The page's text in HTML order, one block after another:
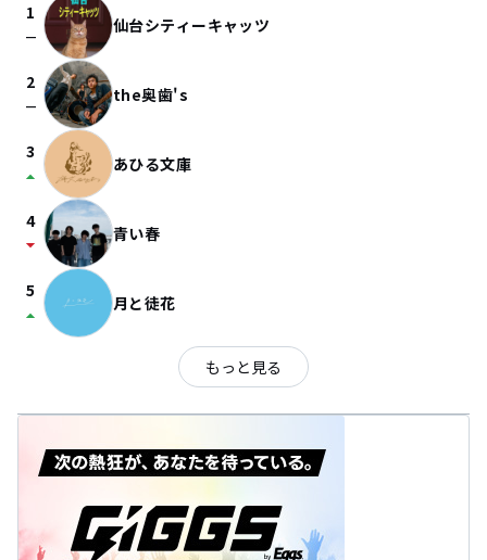
1
check_indeterminate_small 仙台シティーキャッツ
2
check_indeterminate_small the奥歯's
3
arrow_drop_up あひる文庫
4
arrow_drop_down 青い春
5
arrow_drop_up 月と徒花
もっと見る